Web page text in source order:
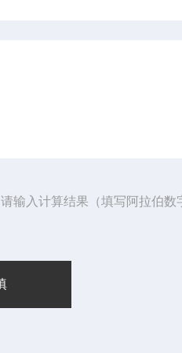
请输入计算结果（填写阿拉伯数